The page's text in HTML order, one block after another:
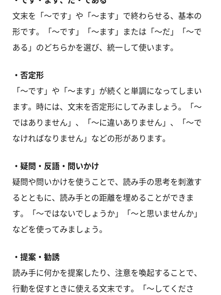
文末を「～です」や「～ます」で終わらせる、基本の
形です。「～です」「～ます」または「～だ」「～で
ある」のどちらかを選び、統一して使います。
・否定形
「～です」や「～ます」が続くと単調になってしまい
ます。時には、文末を否定形にしてみましょう。「～
ではありません」、「～に違いありません」、「～で
なければなりません」などの形があります。
・疑問・反語・問いかけ
疑問や問いかけを使うことで、読み手の思考を刺激す
るとともに、読み手との距離を埋めることができま
す。「～ではないでしょうか」「～と思いませんか」
などを使ってみましょう。
・提案・勧誘
読み手に何かを提案したり、注意を喚起することで、
行動を促すときに使える文末です。「～してくださ